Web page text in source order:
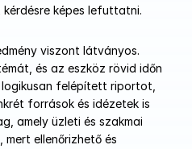
képes lefuttatni.
viszont látványos.
és az eszköz rövid időn
felépített riportot,
források és idézetek is
amely üzleti és szakmai
ellenőrizhető és